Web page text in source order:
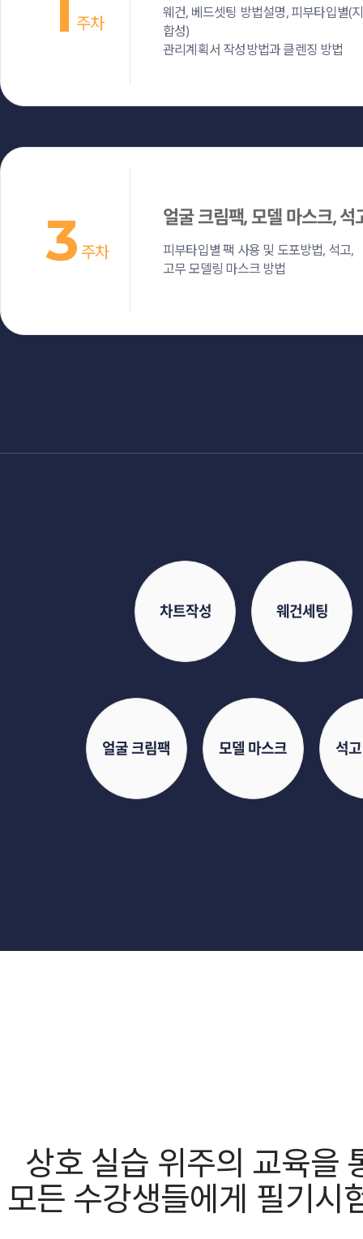
주차
웨건, 베드셋팅 방법설명, 피부타입별(
합성)
관리계획서 작성방법과 클렌징 방법
3 주차
얼굴 크림팩, 모델 마스크, 석
피부타입별 팩 사용 및 도포방법, 석고,
고무 모델링 마스크 방법
차트작성 웨건세팅
얼굴 크림팩 모델 마스크 석
상호 실습 위주의 교육을
모든 수강생들에게 필기시